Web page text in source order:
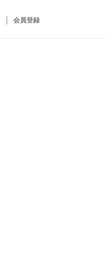
会員登録